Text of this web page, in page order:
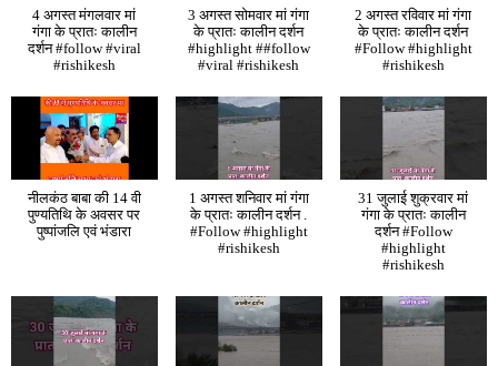
4 अगस्त मंगलवार मां
गंगा के प्रातः कालीन
दर्शन #follow #viral
#rishikesh
3 अगस्त सोमवार मां गंगा
के प्रातः कालीन दर्शन
#highlight ##follow
#viral #rishikesh
2 अगस्त रविवार मां गंगा
के प्रातः कालीन दर्शन
#Follow #highlight
#rishikesh
नीलकंठ बाबा की 14 वी
पुण्यतिथि के अवसर पर
पुष्पांजलि एवं भंडारा
1 अगस्त शनिवार मां गंगा
के प्रातः कालीन दर्शन .
#Follow #highlight
#rishikesh
31 जुलाई शुक्रवार मां
गंगा के प्रातः कालीन
दर्शन #Follow
#highlight
#rishikesh